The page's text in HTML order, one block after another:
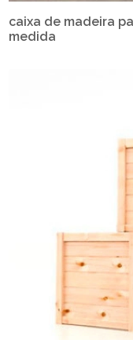
caixa de madeira
medida